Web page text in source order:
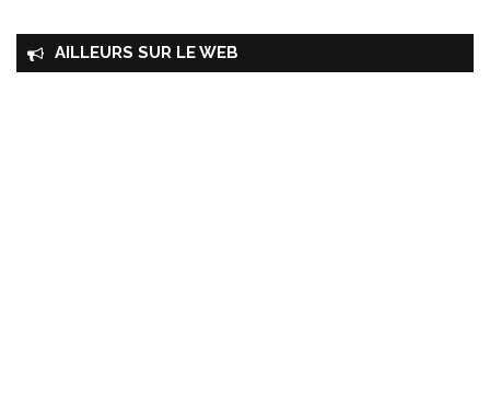
AILLEURS SUR LE WEB